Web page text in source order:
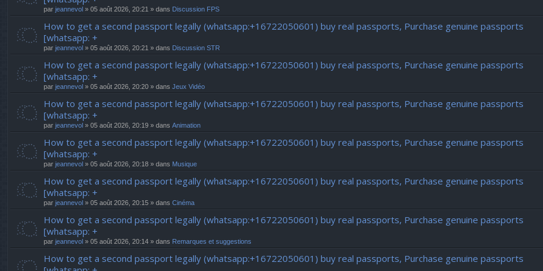
par jeannevol » 05 août 2026, 20:21 » dans Discussion FPS
How to get a second passport legally (whatsapp:+16722050601) buy real passports, Purchase genuine passports
[whatsapp: +
par jeannevol » 05 août 2026, 20:21 » dans Discussion STR
How to get a second passport legally (whatsapp:+16722050601) buy real passports, Purchase genuine passports
[whatsapp: +
par jeannevol » 05 août 2026, 20:20 » dans Jeux Vidéo
How to get a second passport legally (whatsapp:+16722050601) buy real passports, Purchase genuine passports
[whatsapp: +
par jeannevol » 05 août 2026, 20:19 » dans Animation
How to get a second passport legally (whatsapp:+16722050601) buy real passports, Purchase genuine passports
[whatsapp: +
par jeannevol » 05 août 2026, 20:18 » dans Musique
How to get a second passport legally (whatsapp:+16722050601) buy real passports, Purchase genuine passports
[whatsapp: +
par jeannevol » 05 août 2026, 20:15 » dans Cinéma
How to get a second passport legally (whatsapp:+16722050601) buy real passports, Purchase genuine passports
[whatsapp: +
par jeannevol » 05 août 2026, 20:14 » dans Remarques et suggestions
How to get a second passport legally (whatsapp:+16722050601) buy real passports, Purchase genuine passports